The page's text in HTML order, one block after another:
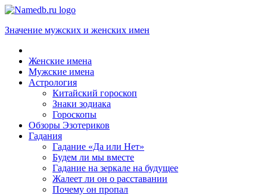
Значение мужских и женских имен
Женские имена
Мужские имена
Астрология
Китайский гороскоп
Знаки зодиака
Гороскопы
Обзоры Эзотериков
Гадания
Гадание «Да или Нет»
Будем ли мы вместе
Гадание на зеркале на будущее
Жалеет ли он о расставании
Почему он пропал